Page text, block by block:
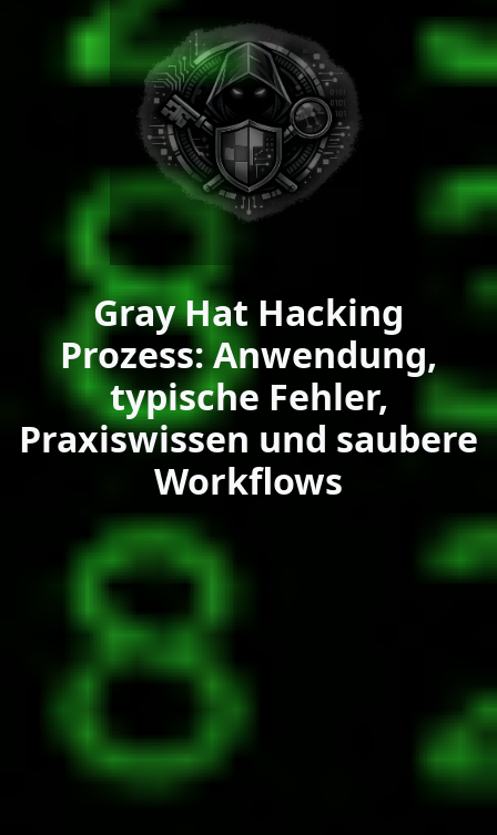
Gray Hat Hacking
Prozess: Anwendung,
typische Fehler,
Praxiswissen und saubere
Workflows